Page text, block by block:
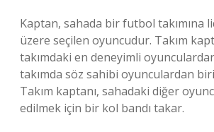
Kaptan, sahada bir futbol takımına
üzere seçilen oyuncudur. Takım
takımdaki en deneyimli
takımda söz sahibi oyunculardan
Takım kaptanı, sahadaki diğer
edilmek için bir kol bandı takar.